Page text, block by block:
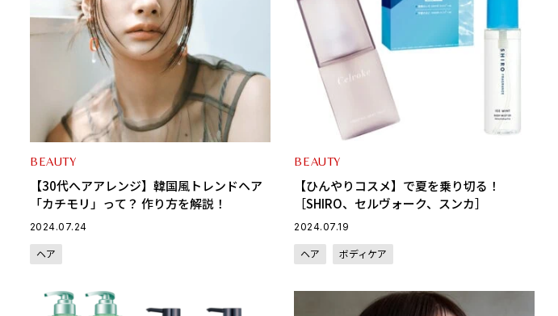
BEAUTY
【30代へアアレンジ】韓国風トレンドヘア
「カチモリ」って？ 作り方を解説！
2024.07.24
ヘア
BEAUTY
【ひんやりコスメ】で夏を乗り切る！
［SHIRO、セルヴォーク、スンカ］
2024.07.19
ヘア ボディケア